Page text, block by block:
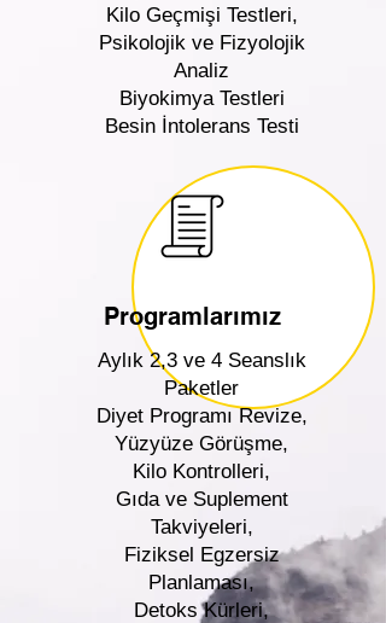
Kilo Geçmişi Testleri,
Psikolojik ve Fizyolojik
Analiz
Biyokimya Testleri
Besin İntolerans Testi
Programlarımız
Aylık 2,3 ve 4 Seanslık
Paketler
Diyet Programı Revize,
Yüzyüze Görüşme,
Kilo Kontrolleri,
Gıda ve Suplement
Takviyeleri,
Fiziksel Egzersiz
Planlaması,
Detoks Kürleri,